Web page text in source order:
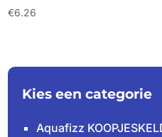
€6.26
Kies een categorie
Aquafizz